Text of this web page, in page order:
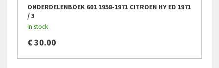
ONDERDELENBOEK 601 1958-1971 CITROEN HY ED 1971
/ 3
In stock
€ 30.00